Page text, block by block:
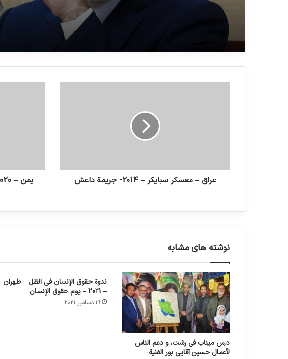
للكيان الصهيوني على الساحة
عراق – معسکر سبایکر – 2014- جریمة داعش
نوشته های مشابه
درس ميناب في رشت، و دعم الناس
لأعمال حسين آقايي بور الفنية
ندوة حقوق الإنسان في الظل – طهران
– 2021 – يوم حقوق الإنسان
19 دسامبر 2021